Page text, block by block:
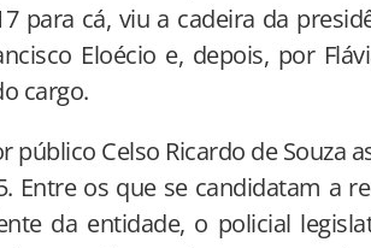
para cá, viu a cadeira da
Eloécio e, depois, por
cargo.
público Celso Ricardo de Souza
Entre os que se candidatam a
da entidade, o policial